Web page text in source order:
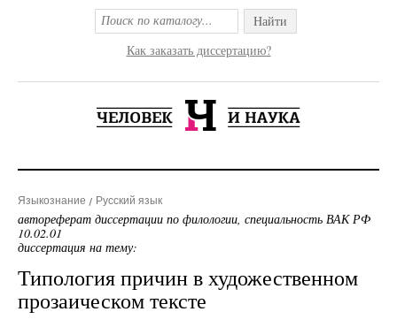
Найти
Как заказать диссертацию?
Языкознание Русский язык
автореферат диссертации по филологии, специальность ВАК РФ
10.02.01
диссертация на тему:
Типология причин в художественном
прозаическом тексте